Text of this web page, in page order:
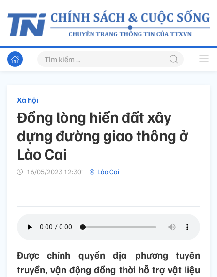
Xã hội
Đồng lòng hiến đất xây
dựng đường giao thông ở
Lào Cai
16/05/2023 12:30’ Lào Cai
Được chính quyền địa phương tuyên
truyền, vận động đồng thời hỗ trợ vật liệu